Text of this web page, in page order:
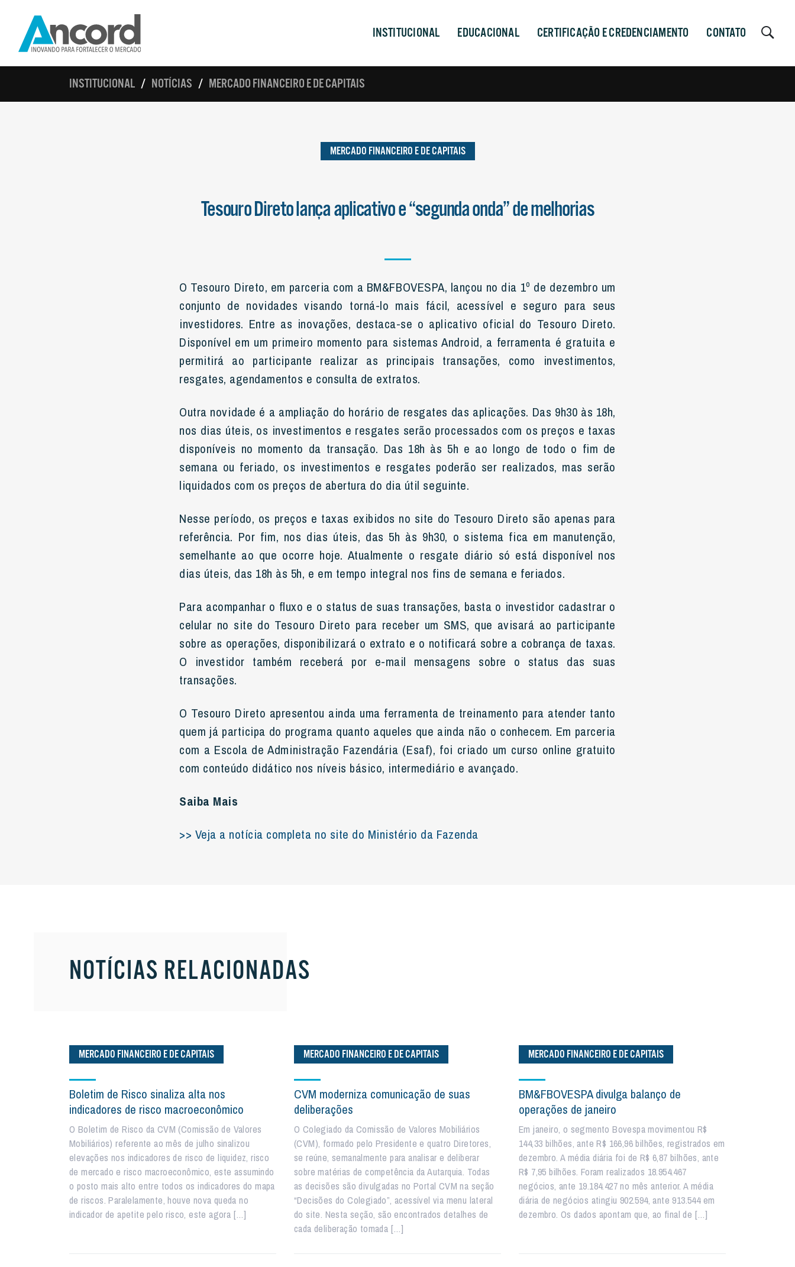
INSTITUCIONAL EDUCACIONAL CERTIFICAÇÃO E CREDENCIAMENTO CONTATO
INSTITUCIONAL NOTÍCIAS MERCADO FINANCEIRO E DE CAPITAIS
MERCADO FINANCEIRO E DE CAPITAIS
Tesouro Direto lança aplicativo e “segunda onda” de melhorias
O Tesouro Direto, em parceria com a BM&FBOVESPA, lançou no dia 1º de dezembro um
conjunto de novidades visando torná-lo mais fácil, acessível e seguro para seus
investidores. Entre as inovações, destaca-se o aplicativo oficial do Tesouro Direto.
Disponível em um primeiro momento para sistemas Android, a ferramenta é gratuita e
permitirá ao participante realizar as principais transações, como investimentos,
resgates, agendamentos e consulta de extratos.
Outra novidade é a ampliação do horário de resgates das aplicações. Das 9h30 às 18h,
nos dias úteis, os investimentos e resgates serão processados com os preços e taxas
disponíveis no momento da transação. Das 18h às 5h e ao longo de todo o fim de
semana ou feriado, os investimentos e resgates poderão ser realizados, mas serão
liquidados com os preços de abertura do dia útil seguinte.
Nesse período, os preços e taxas exibidos no site do Tesouro Direto são apenas para
referência. Por fim, nos dias úteis, das 5h às 9h30, o sistema fica em manutenção,
semelhante ao que ocorre hoje. Atualmente o resgate diário só está disponível nos
dias úteis, das 18h às 5h, e em tempo integral nos fins de semana e feriados.
Para acompanhar o fluxo e o status de suas transações, basta o investidor cadastrar o
celular no site do Tesouro Direto para receber um SMS, que avisará ao participante
sobre as operações, disponibilizará o extrato e o notificará sobre a cobrança de taxas.
O investidor também receberá por e-mail mensagens sobre o status das suas
transações.
O Tesouro Direto apresentou ainda uma ferramenta de treinamento para atender tanto
quem já participa do programa quanto aqueles que ainda não o conhecem. Em parceria
com a Escola de Administração Fazendária (Esaf), foi criado um curso online gratuito
com conteúdo didático nos níveis básico, intermediário e avançado.
Saiba Mais
>> Veja a notícia completa no site do Ministério da Fazenda
NOTÍCIAS RELACIONADAS
MERCADO FINANCEIRO E DE CAPITAIS
Boletim de Risco sinaliza alta nos
indicadores de risco macroeconômico
O Boletim de Risco da CVM (Comissão de Valores
Mobiliários) referente ao mês de julho sinalizou
elevações nos indicadores de risco de liquidez, risco
de mercado e risco macroeconômico, este assumindo
o posto mais alto entre todos os indicadores do mapa
de riscos. Paralelamente, houve nova queda no
indicador de apetite pelo risco, este agora […]
MERCADO FINANCEIRO E DE CAPITAIS
CVM moderniza comunicação de suas
deliberações
O Colegiado da Comissão de Valores Mobiliários
(CVM), formado pelo Presidente e quatro Diretores,
se reúne, semanalmente para analisar e deliberar
sobre matérias de competência da Autarquia. Todas
as decisões são divulgadas no Portal CVM na seção
“Decisões do Colegiado”, acessível via menu lateral
do site. Nesta seção, são encontrados detalhes de
cada deliberação tomada […]
MERCADO FINANCEIRO E DE CAPITAIS
BM&FBOVESPA divulga balanço de
operações de janeiro
Em janeiro, o segmento Bovespa movimentou R$
144,33 bilhões, ante R$ 166,96 bilhões, registrados em
dezembro. A média diária foi de R$ 6,87 bilhões, ante
R$ 7,95 bilhões. Foram realizados 18.954.467
negócios, ante 19.184.427 no mês anterior. A média
diária de negócios atingiu 902.594, ante 913.544 em
dezembro. Os dados apontam que, ao final de […]